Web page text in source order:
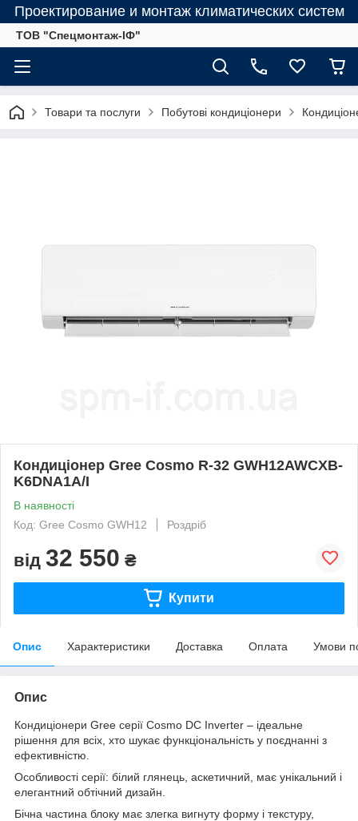
Проектирование и монтаж климатических систем
ТОВ "Спецмонтаж-ІФ"
Товари та послуги Побутові кондиціонери
Кондиціонер Gree Cosmo R-32 GWH12AWCXB-
K6DNA1A/I
В наявності
Код: Gree Cosmo GWH12
Роздріб
від 32 550 ₴
Купити
Опис Характеристики Доставка Оплата Умови
Опис
Кондиціонери Gree серії Cosmo DC Inverter – ідеальне
рішення для всіх, хто шукає функціональність у поєднанні з
ефективністю.
Особливості серії: білий глянець, аскетичний, має унікальний і
елегантний обтічний дизайн.
Бічна частина блоку має злегка вигнуту форму і текстуру,